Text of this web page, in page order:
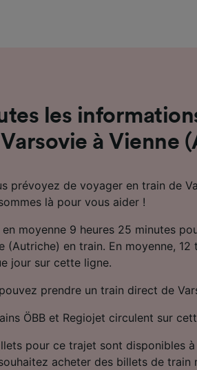
les
à Vienne
prévoyez de voyager en train de
là pour vous aider !
moyenne 9 heures 25 minutes
(Autriche) en train. En moyenne,
jour sur cette ligne.
prendre un train direct de
ÖBB et Regiojet circulent sur
pour ce trajet sont disponibles
acheter des billets de train